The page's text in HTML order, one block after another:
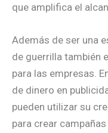
que amplifica el
Además de ser una
de guerrilla también
para las empresas.
de dinero en
pueden utilizar su
para crear